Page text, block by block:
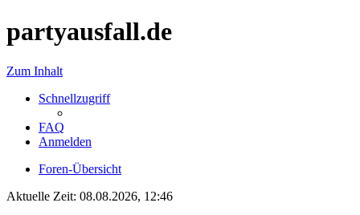
partyausfall.de
Zum Inhalt
Schnellzugriff
FAQ
Anmelden
Foren-Übersicht
Aktuelle Zeit: 08.08.2026, 12:46